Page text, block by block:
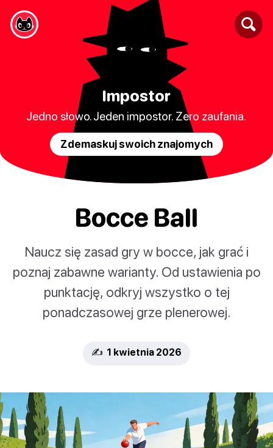
Impostor
Jedno słowo. Jeden impostor. Zero zaufania.
Zdemaskuj swoich znajomych
Bocce Ball
Naucz się zasad gry w bocce, jak grać i
poznaj zabawne warianty. Od ustawienia po
punktację, odkryj wszystko o tej
ponadczasowej grze plenerowej.
✍️ 1 kwietnia 2026